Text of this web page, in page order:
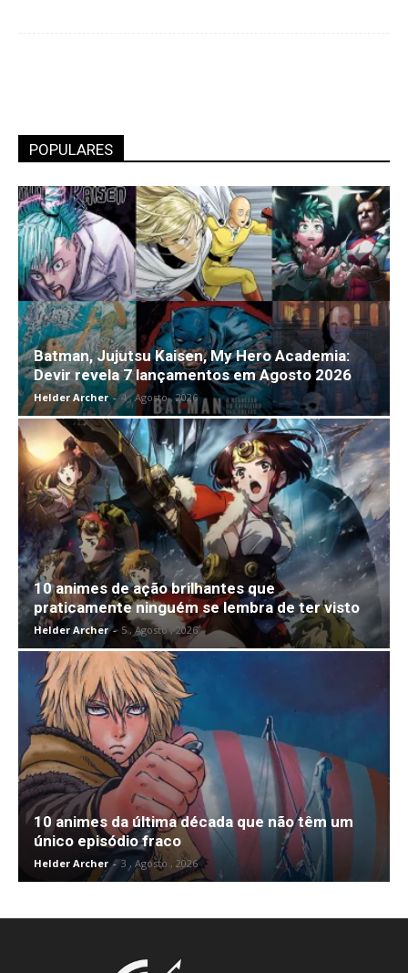
POPULARES
Batman, Jujutsu Kaisen, My Hero Academia:
Devir revela 7 lançamentos em Agosto 2026
Helder Archer - 4 , Agosto , 2026
10 animes de ação brilhantes que
praticamente ninguém se lembra de ter visto
Helder Archer - 5 , Agosto , 2026
10 animes da última década que não têm um
único episódio fraco
Helder Archer - 3 , Agosto , 2026